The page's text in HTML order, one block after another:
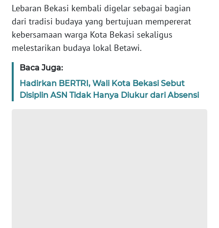
Lebaran Bekasi kembali digelar sebagai bagian
dari tradisi budaya yang bertujuan mempererat
kebersamaan warga Kota Bekasi sekaligus
melestarikan budaya lokal Betawi.
Baca Juga:
Hadirkan BERTRI, Wali Kota Bekasi Sebut
Disiplin ASN Tidak Hanya Diukur dari Absensi
Wahana
News
Regional
WN
WN